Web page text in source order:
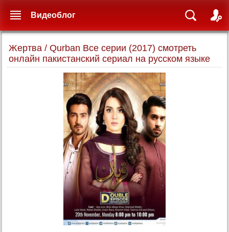
Жертва / Qurban Все серии (2017) смотреть
онлайн пакистанский сериал на русском языке
Видеоблог